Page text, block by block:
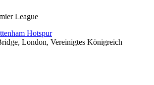
League
Hotspur
, London, Vereinigtes Königreich